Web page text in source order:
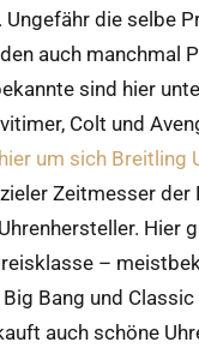
Ungefähr die selbe
auch manchmal
sind hier
Colt und
um sich Breitling
Zeitmesser der
Hier
–
Bang und Classic
auch schöne